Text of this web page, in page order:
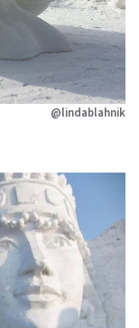
@lindablahnik